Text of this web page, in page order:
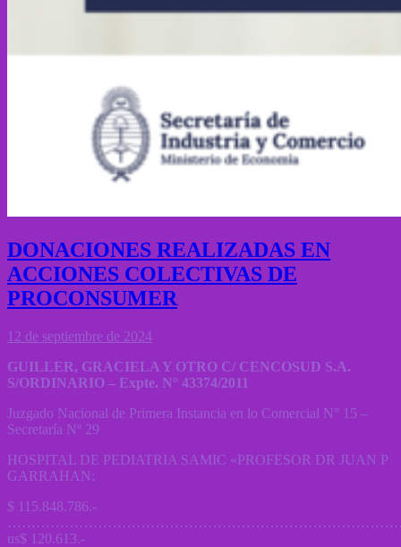
DONACIONES REALIZADAS EN
ACCIONES COLECTIVAS DE
PROCONSUMER
12 de septiembre de 2024
GUILLER, GRACIELA Y OTRO C/ CENCOSUD S.A.
S/ORDINARIO – Expte. N° 43374/2011
Juzgado Nacional de Primera Instancia en lo Comercial N° 15 –
Secretaría Nº 29
HOSPITAL DE PEDIATRIA SAMIC «PROFESOR DR JUAN P
GARRAHAN:
$ 115.848.786.-
us$ 120.613.-